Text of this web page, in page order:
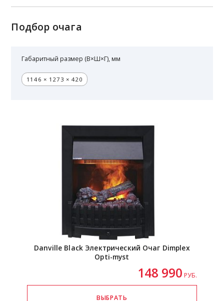
Подбор очага
Габаритный размер (В×Ш×Г), мм
1146 × 1273 × 420
Danville Black Электрический Очаг Dimplex
Opti-myst
148 990 РУБ.